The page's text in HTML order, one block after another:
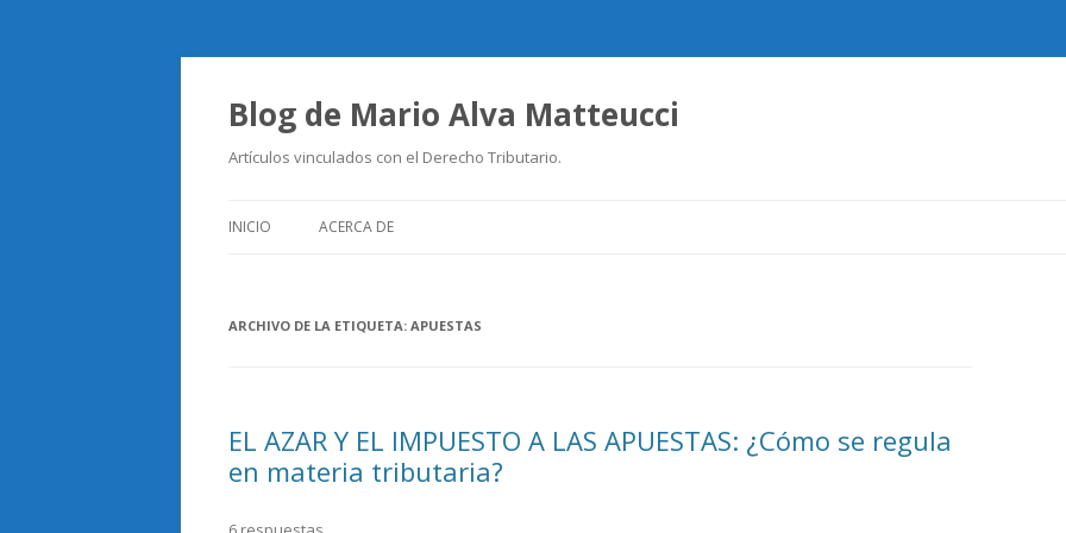
Blog de Mario Alva Matteucci
Artículos vinculados con el Derecho Tributario.
INICIO ACERCA DE
ARCHIVO DE LA ETIQUETA: APUESTAS
EL AZAR Y EL IMPUESTO A LAS APUESTAS: ¿Cómo se regula
en materia tributaria?